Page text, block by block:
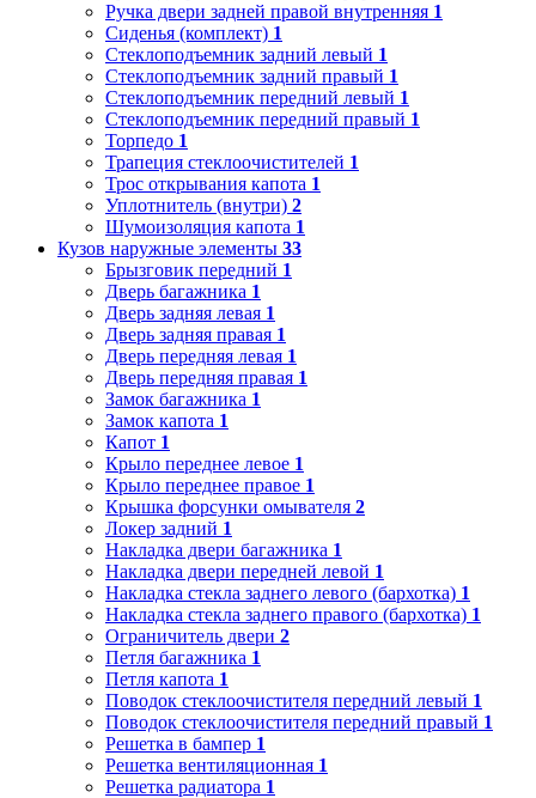
Ручка двери задней правой внутренняя 1
Сиденья (комплект) 1
Стеклоподъемник задний левый 1
Стеклоподъемник задний правый 1
Стеклоподъемник передний левый 1
Стеклоподъемник передний правый 1
Торпедо 1
Трапеция стеклоочистителей 1
Трос открывания капота 1
Уплотнитель (внутри) 2
Шумоизоляция капота 1
Кузов наружные элементы 33
Брызговик передний 1
Дверь багажника 1
Дверь задняя левая 1
Дверь задняя правая 1
Дверь передняя левая 1
Дверь передняя правая 1
Замок багажника 1
Замок капота 1
Капот 1
Крыло переднее левое 1
Крыло переднее правое 1
Крышка форсунки омывателя 2
Локер задний 1
Накладка двери багажника 1
Накладка двери передней левой 1
Накладка стекла заднего левого (бархотка) 1
Накладка стекла заднего правого (бархотка) 1
Ограничитель двери 2
Петля багажника 1
Петля капота 1
Поводок стеклоочистителя передний левый 1
Поводок стеклоочистителя передний правый 1
Решетка в бампер 1
Решетка вентиляционная 1
Решетка радиатора 1